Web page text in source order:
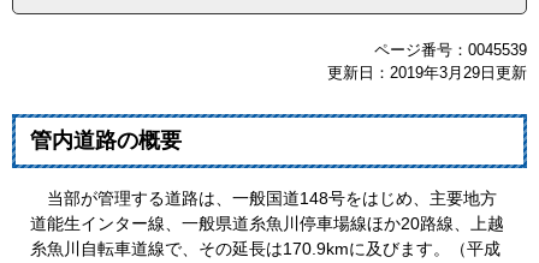
ページ番号：0045539
更新日：2019年3月29日更新
管内道路の概要
当部が管理する道路は、一般国道148号をはじめ、主要地方
道能生インター線、一般県道糸魚川停車場線ほか20路線、上越
糸魚川自転車道線で、その延長は170.9kmに及びます。（平成